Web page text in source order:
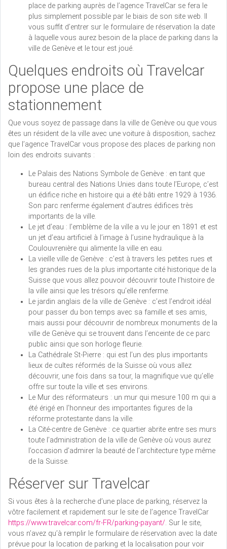
place de parking auprès de l’agence TravelCar se fera le
plus simplement possible par le biais de son site web. Il
vous suffit d’entrer sur le formulaire de réservation la date
à laquelle vous aurez besoin de la place de parking dans la
ville de Genève et le tour est joué.
Quelques endroits où Travelcar
propose une place de
stationnement
Que vous soyez de passage dans la ville de Genève ou que vous
êtes un résident de la ville avec une voiture à disposition, sachez
que l’agence TravelCar vous propose des places de parking non
loin des endroits suivants :
Le Palais des Nations Symbole de Genève : en tant que
bureau central des Nations Unies dans toute l’Europe, c’est
un édifice riche en histoire qui a été bâti entre 1929 à 1936.
Son parc renferme également d’autres édifices très
importants de la ville.
Le jet d’eau : l’emblème de la ville a vu le jour en 1891 et est
un jet d’eau artificiel à l’image à l’usine hydraulique à la
Coulouvrenière qui alimente la ville en eau.
La vieille ville de Genève : c’est à travers les petites rues et
les grandes rues de la plus importante cité historique de la
Suisse que vous allez pouvoir découvrir toute l’histoire de
la ville ainsi que les trésors qu’elle renferme.
Le jardin anglais de la ville de Genève : c’est l’endroit idéal
pour passer du bon temps avec sa famille et ses amis,
mais aussi pour découvrir de nombreux monuments de la
ville de Genève qui se trouvent dans l’enceinte de ce parc
public ainsi que son horloge fleurie.
La Cathédrale St-Pierre : qui est l’un des plus importants
lieux de cultes réformés de la Suisse où vous allez
découvrir, une fois dans sa tour, la magnifique vue qu’elle
offre sur toute la ville et ses environs.
Le Mur des réformateurs : un mur qui mesure 100 m qui a
été érigé en l’honneur des importantes figures de la
réforme protestante dans la ville.
La Cité-centre de Genève : ce quartier abrite entre ses murs
toute l’administration de la ville de Genève où vous aurez
l’occasion d’admirer la beauté de l’architecture type même
de la Suisse.
Réserver sur Travelcar
Si vous êtes à la recherche d’une place de parking, réservez la
vôtre facilement et rapidement sur le site de l’agence TravelCar
https://www.travelcar.com/fr-FR/parking-payant/. Sur le site,
vous n’avez qu’à remplir le formulaire de réservation avec la date
prévue pour la location de parking et la localisation pour voir